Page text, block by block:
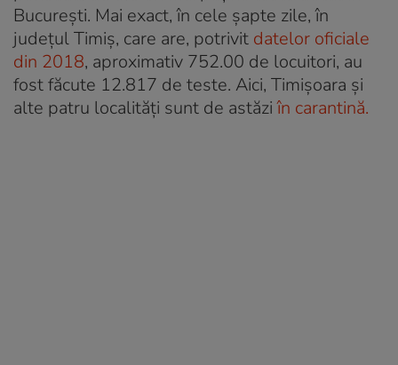
București. Mai exact, în cele șapte zile, în
județul Timiș, care are, potrivit datelor oficiale
din 2018, aproximativ 752.00 de locuitori, au
fost făcute 12.817 de teste. Aici, Timișoara și
alte patru localități sunt de astăziîn carantină.